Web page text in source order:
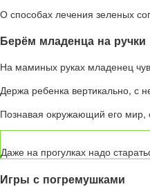
О способах лечения зеленых
Берём младенца на ручки
На маминых руках младенец
Держа ребенка вертикально, с
Познавая окружающий его мир,
Даже на прогулках надо
Игры с погремушками